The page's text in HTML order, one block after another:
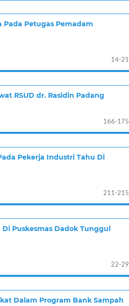
Petugas Pemadam
14-21
RSUD dr. Rasidin Padang
166-175
Pekerja Industri Tahu Di
211-215
Puskesmas Dadok Tunggul
22-29
Dalam Program Bank Sampah